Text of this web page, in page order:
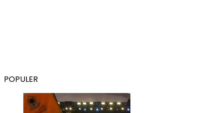
POPULER